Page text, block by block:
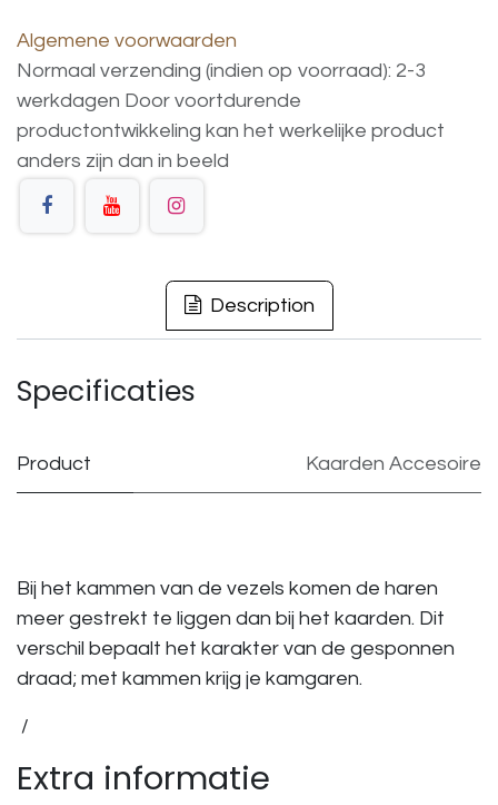
Algemene voorwaarden
Normaal verzending (indien op voorraad): 2-3
werkdagen Door voortdurende
productontwikkeling kan het werkelijke product
anders zijn dan in beeld
Description
Specificaties
Product Kaarden Accesoire
Bij het kammen van de vezels komen de haren
meer gestrekt te liggen dan bij het kaarden. Dit
verschil bepaalt het karakter van de gesponnen
draad; met kammen krijg je kamgaren.
/
Extra informatie